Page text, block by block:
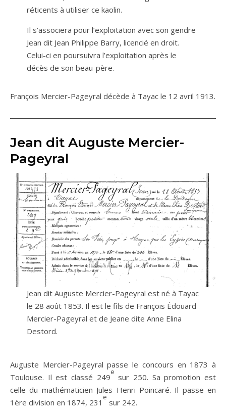
réticents à utiliser ce kaolin.
Il s’associera pour l’exploitation avec son gendre
Jean dit Jean Philippe Barry, licencié en droit.
Celui-ci en poursuivra l’exploitation après le
décès de son beau-père.
François Mercier-Pageyral décède à Tayac le 12 avril 1913.
Jean dit Auguste Mercier-
Pageyral
Jean dit Auguste Mercier-Pageyral est né à Tayac
le 28 août 1853. Il est le fils de François Édouard
Mercier-Pageyral et de Jeane dite Anne Elina
Destord.
Auguste Mercier-Pageyral passe le concours en 1873 à
Toulouse. Il est classé 249
e
sur 250. Sa promotion est
celle du mathématicien Jules Henri Poincaré. Il passe en
1ère division en 1874, 231
e
sur 242.